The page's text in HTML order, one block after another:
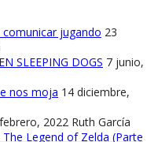
jugando 23
SLEEPING DOGS 7 junio,
nos moja 14 diciembre,
2022 Ruth García
Legend of Zelda (Parte